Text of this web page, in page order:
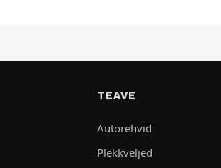
TEAVE
Autorehvid
Plekkveljed